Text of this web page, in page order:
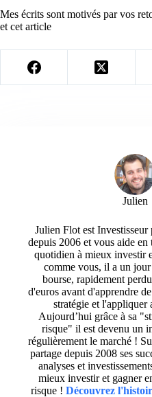
Mes écrits sont motivés par vos
et cet article
Julien
Julien Flot est
depuis 2006 et vous aide en
quotidien à mieux investir
comme vous, il a un
bourse, rapidement
d'euros avant d'apprendre
stratégie et l'appliquer
Aujourd’hui grâce à sa
risque" il est devenu un
régulièrement le marché !
partage depuis 2008 ses
analyses et
mieux investir et gagner
risque ! Découvrez